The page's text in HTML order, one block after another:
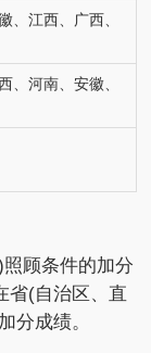
、江西、广西、
、河南、安徽、
顾条件的加分
省(自治区、直
分成绩。